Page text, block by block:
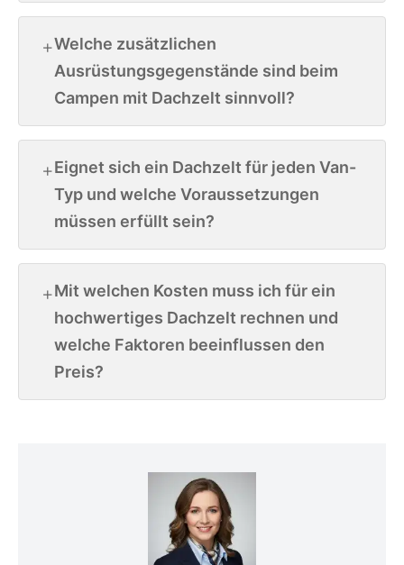
Welche zusätzlichen
Ausrüstungsgegenstände sind beim
Campen mit Dachzelt sinnvoll?
Eignet sich ein Dachzelt für jeden Van-
Typ und welche Voraussetzungen
müssen erfüllt sein?
Mit welchen Kosten muss ich für ein
hochwertiges Dachzelt rechnen und
welche Faktoren beeinflussen den
Preis?